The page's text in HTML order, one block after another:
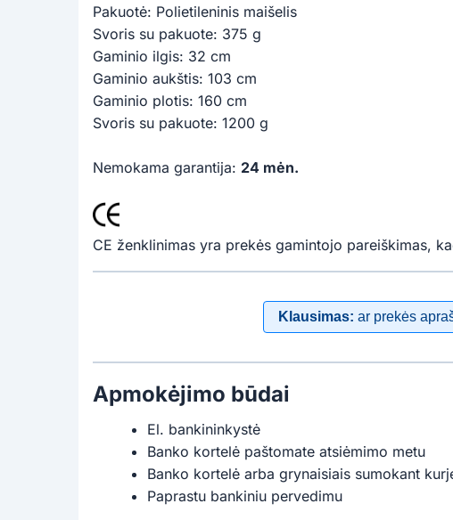
Pakuotė: Polietileninis maišelis
Svoris su pakuote: 375 g
Gaminio ilgis: 32 cm
Gaminio aukštis: 103 cm
Gaminio plotis: 160 cm
Svoris su pakuote: 1200 g
Nemokama garantija: 24 mėn.
CE ženklinimas yra prekės gamintojo pareiškimas,
Klausimas: ar prekės
Apmokėjimo būdai
El. bankininkystė
Banko kortelė paštomate atsiėmimo metu
Banko kortelė arba grynaisiais sumokant
Paprastu bankiniu pervedimu